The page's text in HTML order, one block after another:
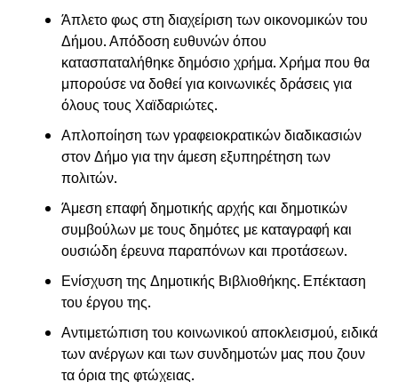
Άπλετο φως στη διαχείριση των οικονομικών του
Δήμου. Απόδοση ευθυνών όπου
κατασπαταλήθηκε δημόσιο χρήμα. Χρήμα που θα
μπορούσε να δοθεί για κοινωνικές δράσεις για
όλους τους Χαϊδαριώτες.
Απλοποίηση των γραφειοκρατικών διαδικασιών
στον Δήμο για την άμεση εξυπηρέτηση των
πολιτών.
Άμεση επαφή δημοτικής αρχής και δημοτικών
συμβούλων με τους δημότες με καταγραφή και
ουσιώδη έρευνα παραπόνων και προτάσεων.
Ενίσχυση της Δημοτικής Βιβλιοθήκης. Επέκταση
του έργου της.
Αντιμετώπιση του κοινωνικού αποκλεισμού, ειδικά
των ανέργων και των συνδημοτών μας που ζουν
τα όρια της φτώχειας.